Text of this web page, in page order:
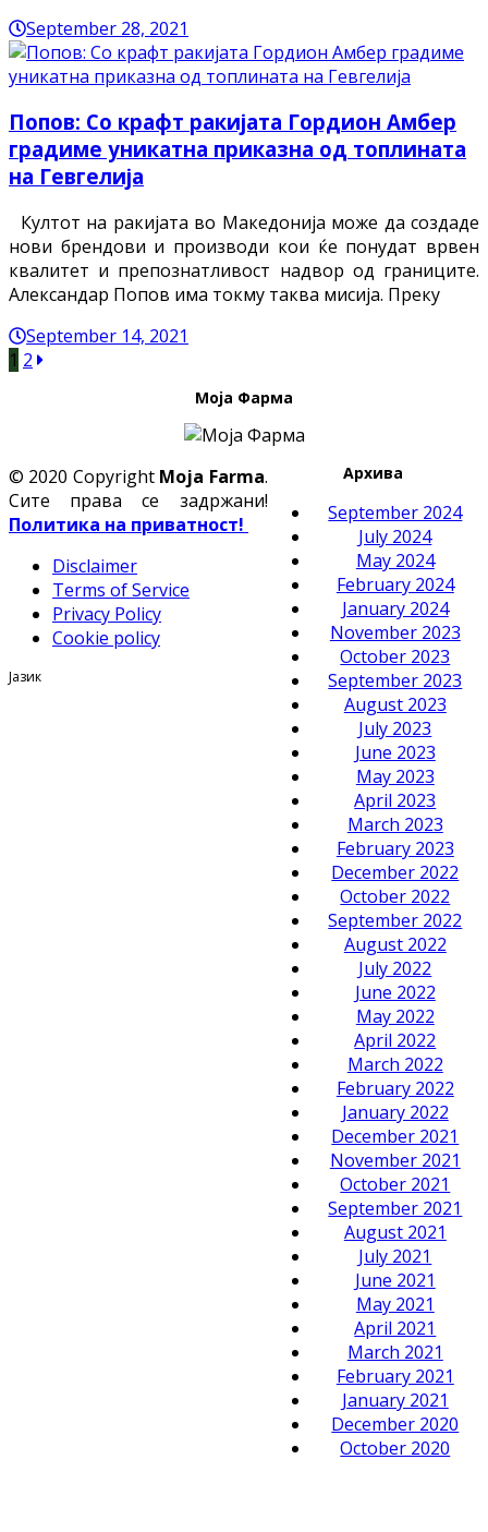
September 28, 2021
Попов: Со крафт ракијата Гордион Амбер
градиме уникатна приказна од топлината
на Гевгелија
Култот на ракијата во Македонија може да создаде
нови брендови и производи кои ќе понудат врвен
квалитет и препознатливост надвор од границите.
Александар Попов има токму таква мисија. Преку
September 14, 2021
1 2
Моја Фарма
Архива
September 2024
July 2024
May 2024
February 2024
January 2024
November 2023
October 2023
September 2023
August 2023
July 2023
June 2023
May 2023
April 2023
March 2023
February 2023
December 2022
October 2022
September 2022
August 2022
July 2022
June 2022
May 2022
April 2022
March 2022
February 2022
January 2022
December 2021
November 2021
October 2021
September 2021
August 2021
July 2021
June 2021
May 2021
April 2021
March 2021
February 2021
January 2021
December 2020
October 2020
© 2020 Copyright Moja Farma.
Сите права се задржани!
Политика на приватност!
Disclaimer
Terms of Service
Privacy Policy
Cookie policy
Јазик